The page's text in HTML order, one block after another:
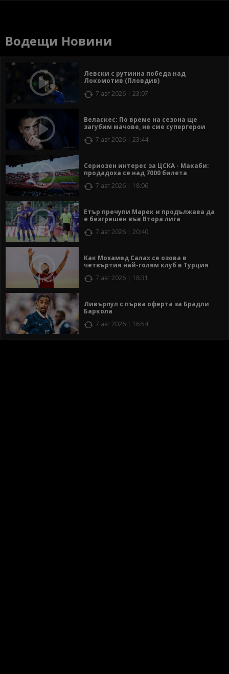
Водещи Новини
Левски с рутинна победа над
Локомотив (Пловдив)
7 авг 2026 | 23:07
Веласкес: По време на сезона ще
загубим мачове, не сме супергерои
7 авг 2026 | 23:44
Сериозен интерес за ЦСКА - Макаби:
продадоха се над 7000 билета
7 авг 2026 | 18:06
Етър пречупи Марек и продължава да
е безгрешен във Втора лига
7 авг 2026 | 20:40
Как Мохамед Салах се озова в
четвъртия най-голям клуб в Турция
7 авг 2026 | 18:31
Ливърпул с първа оферта за Брадли
Баркола
7 авг 2026 | 16:54